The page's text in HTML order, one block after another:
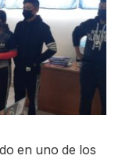
en uno de los